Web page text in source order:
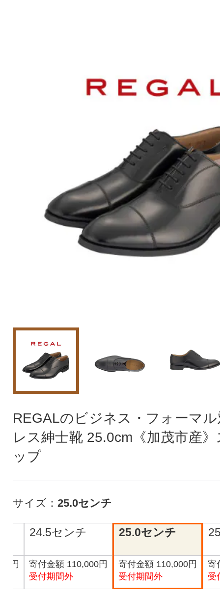
REGALのビジネス・フォーマ
レス紳士靴 25.0cm《加茂市産
ップ
サイズ： 25.0センチ
円
24.5センチ
寄付金額 110,000円
受付期間外
25.0センチ
寄付金額 110,000円
受付期間外
寄
受